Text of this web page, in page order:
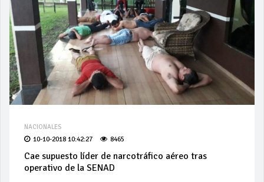
NACIONALES
10-10-2018 10:42:27 8465
Cae supuesto líder de narcotráfico aéreo tras
operativo de la SENAD